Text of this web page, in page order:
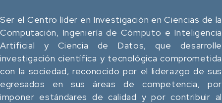
Ser el Centro líder en Investigación en Ciencias de la
Computación, Ingeniería de Cómputo e Inteligencia
Artificial y Ciencia de Datos, que desarrolle
investigación científica y tecnológica comprometida
con la sociedad, reconocido por el liderazgo de sus
egresados en sus áreas de competencia, por
imponer estándares de calidad y por contribuir al